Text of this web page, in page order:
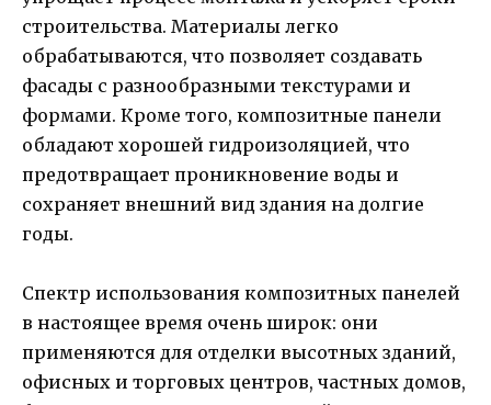
строительства. Материалы легко
обрабатываются, что позволяет создавать
фасады с разнообразными текстурами и
формами. Кроме того, композитные панели
обладают хорошей гидроизоляцией, что
предотвращает проникновение воды и
сохраняет внешний вид здания на долгие
годы.
Спектр использования композитных панелей
в настоящее время очень широк: они
применяются для отделки высотных зданий,
офисных и торговых центров, частных домов,